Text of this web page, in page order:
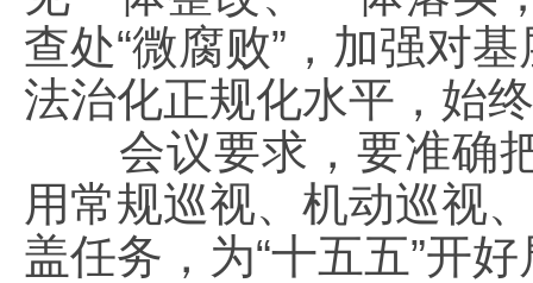
查处“微腐败”，加强对
法治化正规化水平，始
会议要求，要准确把
用常规巡视、机动巡视
盖任务，为“十五五”开